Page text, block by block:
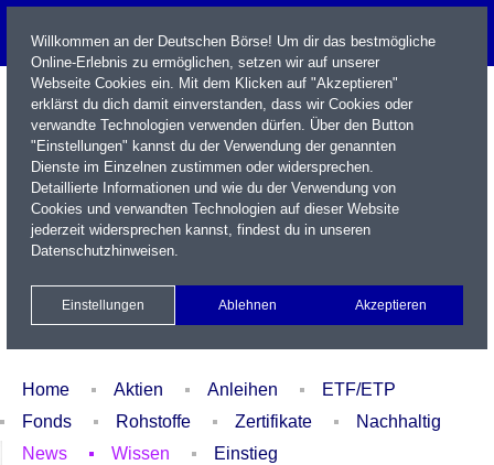
Name / WKN / ISIN / Kürzel
Xetra Realtime
Watchlist Portfolio Login
Home Aktien Anleihen
ETF/ETP
Fonds
Rohstoffe Zertifikate
Nachhaltig
News
Wissen Einstieg
Willkommen an der Deutschen Börse! Um dir das bestmögliche
Online-Erlebnis zu ermöglichen, setzen wir auf unserer
Webseite Cookies ein. Mit dem Klicken auf "Akzeptieren"
erklärst du dich damit einverstanden, dass wir Cookies oder
verwandte Technologien verwenden dürfen. Über den Button
"Einstellungen" kannst du der Verwendung der genannten
Dienste im Einzelnen zustimmen oder widersprechen.
Detaillierte Informationen und wie du der Verwendung von
Cookies und verwandten Technologien auf dieser Website
jederzeit widersprechen kannst, findest du in unseren
Datenschutzhinweisen.
Einstellungen Ablehnen Akzeptieren